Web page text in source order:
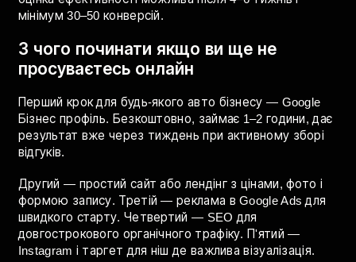
Мінімальний рекламний бюджет в Google Ads: для
локального автосервісу і шиномонтажу — 8 000–12
000 грн на місяць, для детейлінгу і тюнінгу — 6 000–10
000 грн, для автомийки — 5 000–8 000 грн. Менші суми
не дають алгоритму достатньо даних для оптимізації.
Вартість послуг агентства — окремий компонент.
Загальний бюджет на старт для більшості авто
бізнесів: 15 000–25 000 грн на місяць включаючи
Важливо: перший місяць завжди тестовий. Реальна
оцінка ефективності можлива після 4–6 тижнів і
мінімум 30–50 конверсій.